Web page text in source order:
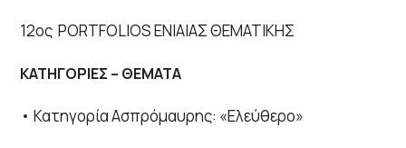
12ος PORTFOLIOS ΕΝΙΑΙΑΣ ΘΕΜΑΤΙΚΗΣ
ΚΑΤΗΓΟΡΙΕΣ – ΘΕΜΑΤΑ
• Κατηγορία Ασπρόμαυρης: «Ελεύθερο»